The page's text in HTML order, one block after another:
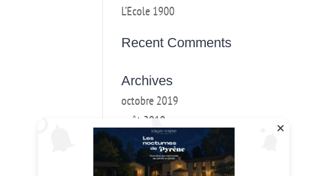
L’Ecole 1900
Recent Comments
Archives
octobre 2019
août 2019
mai 2019
mars 2018